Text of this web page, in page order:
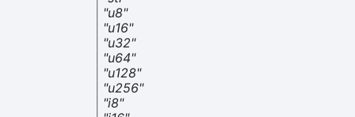
"u8"
"u16"
"u32"
"u64"
"u128"
"u256"
"i8"